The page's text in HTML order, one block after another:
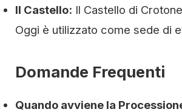
Il Castello: Il Castello di
Oggi è utilizzato come sede di
Domande Frequenti
Quando avviene la